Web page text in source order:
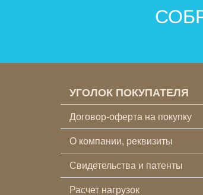
УГОЛОК ПОКУПАТЕЛЯ
Договор-оферта на покупку
О компании, реквизиты
Свидетельства и патенты
Расчет нагрузок